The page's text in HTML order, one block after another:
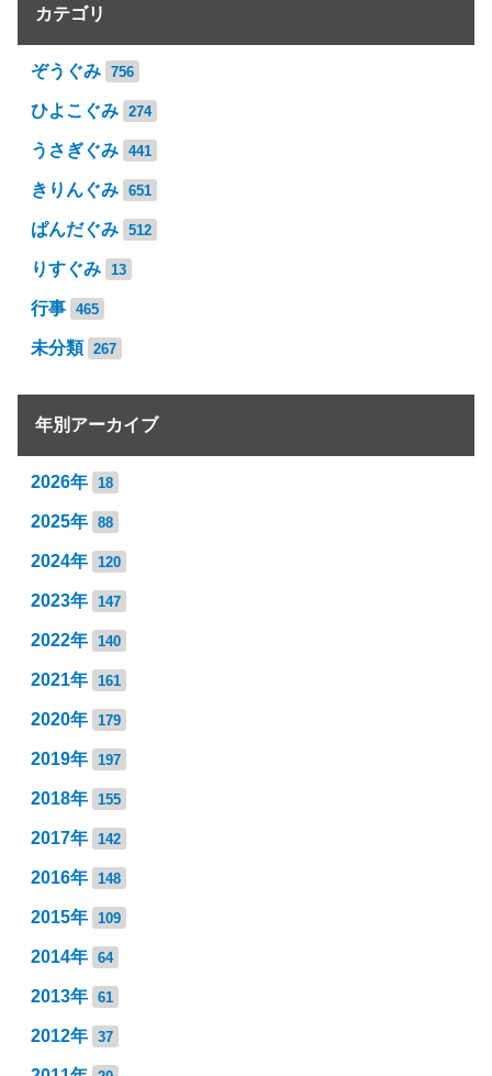
カテゴリ
ぞうぐみ 756
ひよこぐみ 274
うさぎぐみ 441
きりんぐみ 651
ぱんだぐみ 512
りすぐみ 13
行事 465
未分類 267
年別アーカイブ
2026年 18
2025年 88
2024年 120
2023年 147
2022年 140
2021年 161
2020年 179
2019年 197
2018年 155
2017年 142
2016年 148
2015年 109
2014年 64
2013年 61
2012年 37